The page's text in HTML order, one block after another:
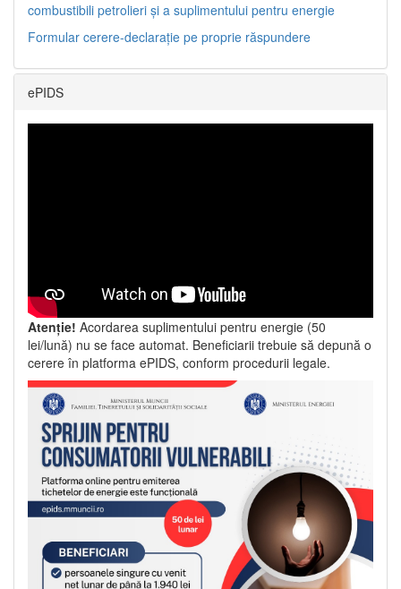
combustibili petrolieri și a suplimentului pentru energie
Formular cerere-declarație pe proprie răspundere
ePIDS
Atenție! Acordarea suplimentului pentru energie (50
lei/lună) nu se face automat. Beneficiarii trebuie să depună o
cerere în platforma ePIDS, conform procedurii legale.